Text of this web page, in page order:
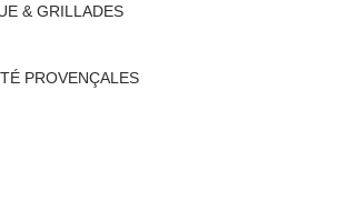
& GRILLADES
PROVENÇALES